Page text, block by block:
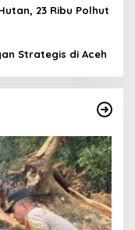
23 Ribu Polhut
Strategis di Aceh